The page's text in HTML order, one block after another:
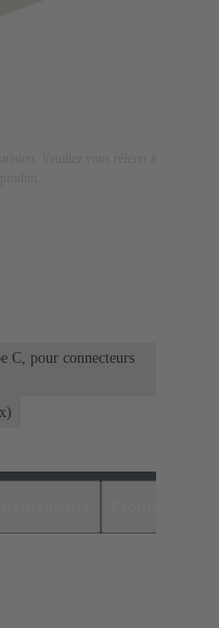
C, pour connecteurs